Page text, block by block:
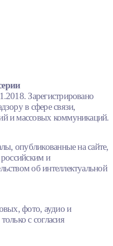
Зарегистрировано
в сфере связи,
и массовых коммуникаций.
опубликованные на сайте,
и
об интеллектуальной
фото, аудио и
с согласия